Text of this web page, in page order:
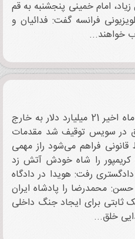
امام خمینی پنجشنبه به قم
فرانسه گفت: فدائیان و
خواهند...
روزنامه اطلاعات: تنها در چند ماه اخیر 21 میلیارد دلار به خارج
در سویس توقیف شد مقدمات
فراهم می‌شود راز مهمی
را شاه خودش آتش زد
رفت: هویدا در دادگاه
محمدرضا را پادشاه ایران
ثابتی برای ایجاد جنگ داخلی
خلق...